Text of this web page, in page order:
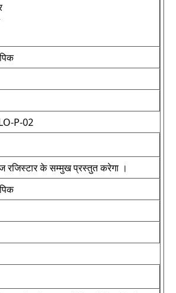
P-02
रजिस्टार के सम्मुख प्रस्तुत करेगा ।